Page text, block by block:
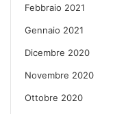
Febbraio 2021
Gennaio 2021
Dicembre 2020
Novembre 2020
Ottobre 2020